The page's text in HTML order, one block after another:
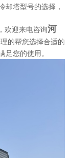
却塔型号的选择，
迎来电咨询河
的帮您选择合适的
足您的使用。